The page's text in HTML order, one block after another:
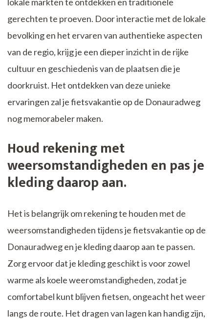
gerechten te proeven. Door interactie met de lokale
bevolking en het ervaren van authentieke aspecten
van de regio, krijg je een dieper inzicht in de rijke
cultuur en geschiedenis van de plaatsen die je
doorkruist. Het ontdekken van deze unieke
ervaringen zal je fietsvakantie op de Donauradweg
nog memorabeler maken.
Houd rekening met
weersomstandigheden en pas je
kleding daarop aan.
Het is belangrijk om rekening te houden met de
weersomstandigheden tijdens je fietsvakantie op de
Donauradweg en je kleding daarop aan te passen.
Zorg ervoor dat je kleding geschikt is voor zowel
warme als koele weeromstandigheden, zodat je
comfortabel kunt blijven fietsen, ongeacht het weer
langs de route. Het dragen van lagen kan handig zijn,